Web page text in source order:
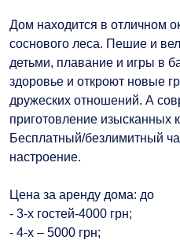
Дом находится в отличном
соснового леса. Пешие и
детьми, плавание и игры в
здоровье и откроют новые
дружеских отношений. А
приготовление изысканных
Бесплатный/безлимитный
настроение.
Цена за аренду дома: до
- 3-х гостей-4000 грн;
- 4-х – 5000 грн;